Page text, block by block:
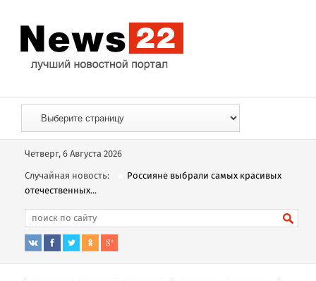
Четверг, 6 Августа 2026
Случайная новость:
Россияне выбрали самых красивых
отечественных...